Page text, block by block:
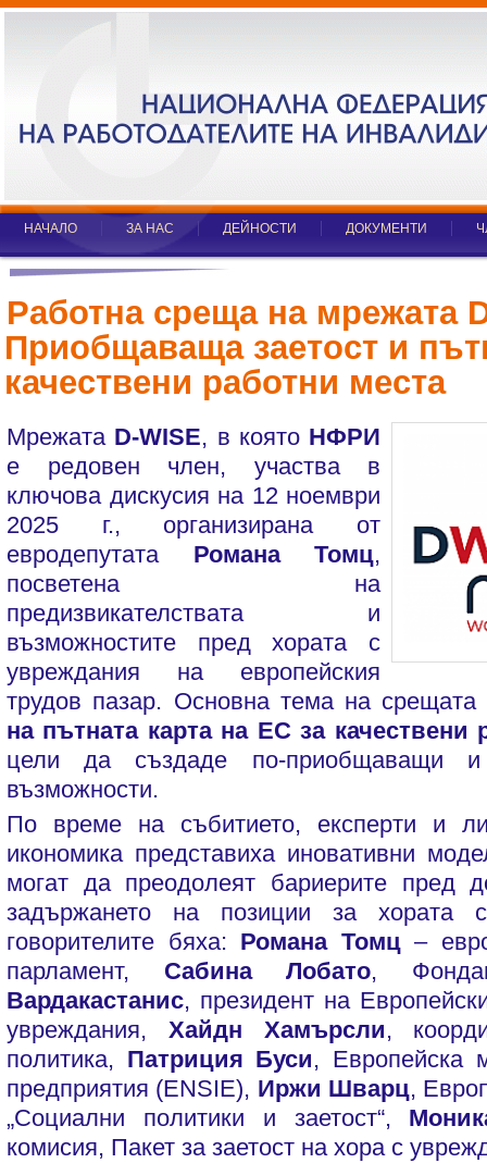
НАЧАЛО ЗА НАС ДЕЙНОСТИ ДОКУМЕНТИ
Работна среща на мрежата
Приобщаваща заетост и
качествени работни места
Мрежата D-WISE, в която НФРИ
е редовен член, участва в
ключова дискусия на 12 ноември
2025 г., организирана от
евродепутата Романа Томц,
посветена на
предизвикателствата и
възможностите пред хората с
увреждания на европейския
трудов пазар. Основна тема на
на пътната карта на ЕС за качествени
цели да създаде по-приобщаващи и
възможности.
По време на събитието, експерти и
икономика представиха иновативни
могат да преодолеят бариерите пред
задържането на позиции за хората
говорителите бяха: Романа Томц–
парламент, Сабина Лобато,
Вардакастанис, президент на
увреждания, Хайдн Хамърсли,
политика, Патриция Буси, Европейска
предприятия (ENSIE), Иржи Шварц,
„Социални политики и заетост“,
комисия, Пакет за заетост на хора с